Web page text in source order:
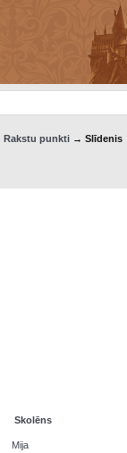
Rakstu punkti→ Slīdenis
Skolēns
Mija